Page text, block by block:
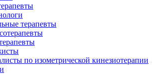
терапевты
по изометрической кинезиотерапии